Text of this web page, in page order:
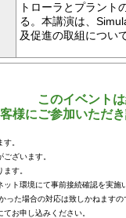
トローラとプラント
る。本講演は、
及促進の取組につい
このイベント
様にご参加いただ
。
ざいます。
す。
ト環境にて事前接続確認を実施
た場合の対応は致しかねますの
お申し込みください。